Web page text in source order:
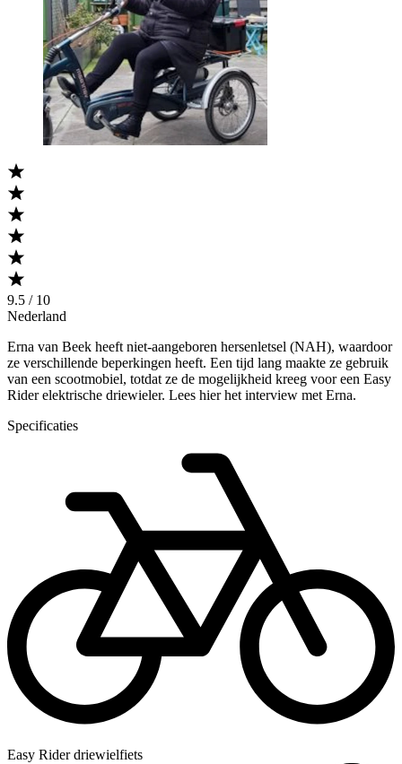
9.5 / 10
Nederland
Erna van Beek heeft niet-aangeboren hersenletsel (NAH), waardoor
ze verschillende beperkingen heeft. Een tijd lang maakte ze gebruik
van een scootmobiel, totdat ze de mogelijkheid kreeg voor een Easy
Rider elektrische driewieler. Lees hier het interview met Erna.
Specificaties
Easy Rider driewielfiets